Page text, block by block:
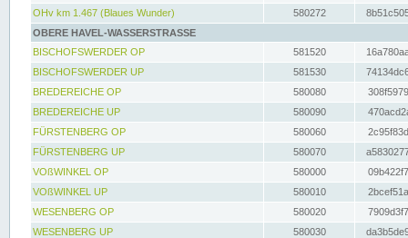
OHv km 1.467 (Blaues Wunder)
580272
OBERE HAVEL-WASSERSTRASSE
BISCHOFSWERDER OP
581520
BISCHOFSWERDER UP
581530
BREDEREICHE OP
580080
BREDEREICHE UP
580090
FÜRSTENBERG OP
580060
FÜRSTENBERG UP
580070
VOßWINKEL OP
580000
VOßWINKEL UP
580010
WESENBERG OP
580020
WESENBERG UP
580030